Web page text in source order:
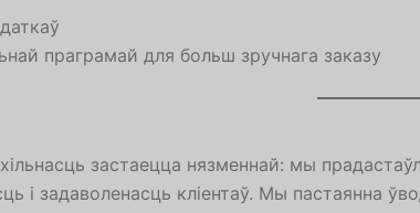
праграмай для больш зручнага заказу
застаецца нязменнай: мы
і задаволенасць кліентаў. Мы пастаянна